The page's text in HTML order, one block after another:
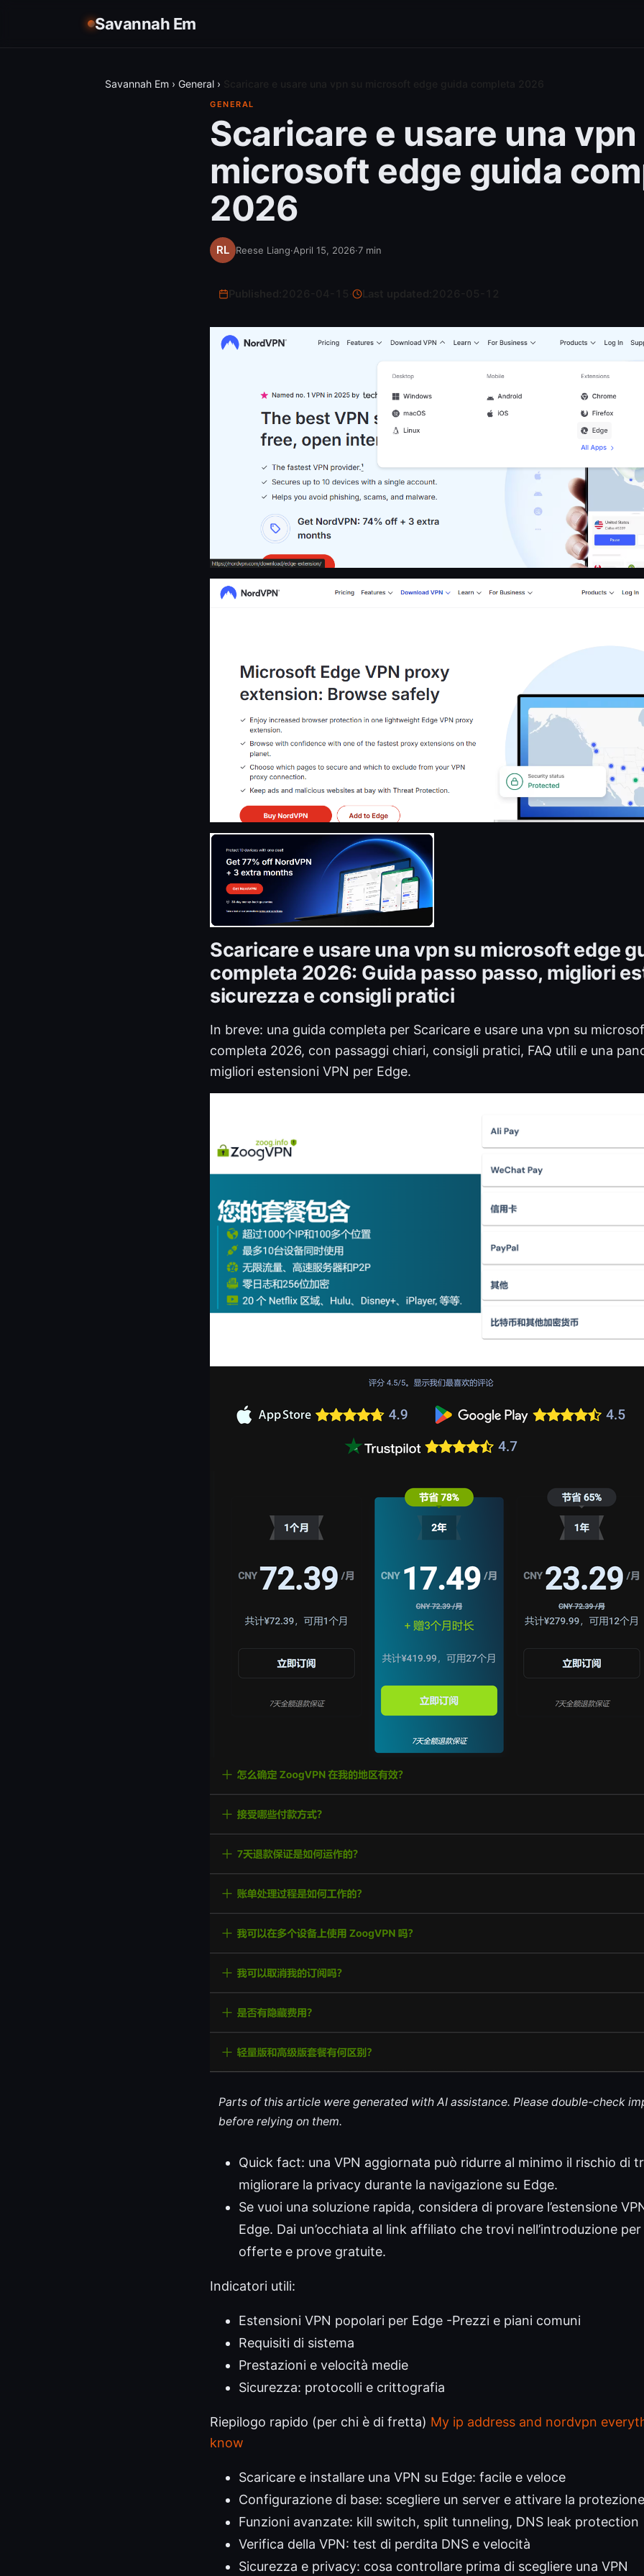
Savannah Em
Savannah Em › General ›
GENERAL
Scaricare e usare una
microsoft edge guida
2026
Reese Liang·April 15, 2026·7 min
Last updated:
Scaricare e usare una vpn su microsoft edge
completa 2026: Guida passo passo, migliori
sicurezza e consigli pratici
In breve: una guida completa per Scaricare e usare una vpn su
completa 2026, con passaggi chiari, consigli pratici, FAQ utili e una
migliori estensioni VPN per Edge.
Parts of this article were generated with AI assistance. Please double-check
before relying on them.
Quick fact: una VPN aggiornata può ridurre al minimo il rischio di
migliorare la privacy durante la navigazione su Edge.
Se vuoi una soluzione rapida, considera di provare l’estensione
Edge. Dai un’occhiata al link affiliato che trovi nell’introduzione
offerte e prove gratuite.
Indicatori utili:
Estensioni VPN popolari per Edge -Prezzi e piani comuni
Requisiti di sistema
Prestazioni e velocità medie
Sicurezza: protocolli e crittografia
Riepilogo rapido (per chi è di fretta) My ip address and nordvpn
know
Scaricare e installare una VPN su Edge: facile e veloce
Configurazione di base: scegliere un server e attivare la protezione
Funzioni avanzate: kill switch, split tunneling, DNS leak protection
Verifica della VPN: test di perdita DNS e velocità
Sicurezza e privacy: cosa controllare prima di scegliere una VPN